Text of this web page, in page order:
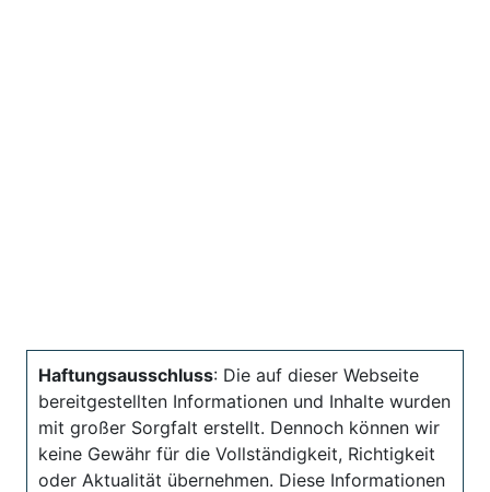
Haftungsausschluss: Die auf dieser Webseite
bereitgestellten Informationen und Inhalte wurden
mit großer Sorgfalt erstellt. Dennoch können wir
keine Gewähr für die Vollständigkeit, Richtigkeit
oder Aktualität übernehmen. Diese Informationen